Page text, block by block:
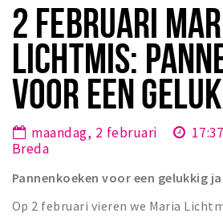
Bezienswaardigheden
Musea, theaters & podia
Uitjes & activiteiten
Natuurgebieden
Baroniepoorten
2 FEBRUARI
LICHTMIS:
VOOR EEN
maandag, 2 februari 17:37
Breda
Pannenkoeken voor een gelukkig
Op 2 februari vieren we Maria